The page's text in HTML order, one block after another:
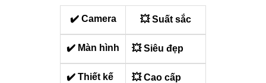
✔️ Camera 💥 Suất sắc
✔️ Màn hình 💥 Siêu đẹp
✔️ Thiết kế 💥 Cao cấp